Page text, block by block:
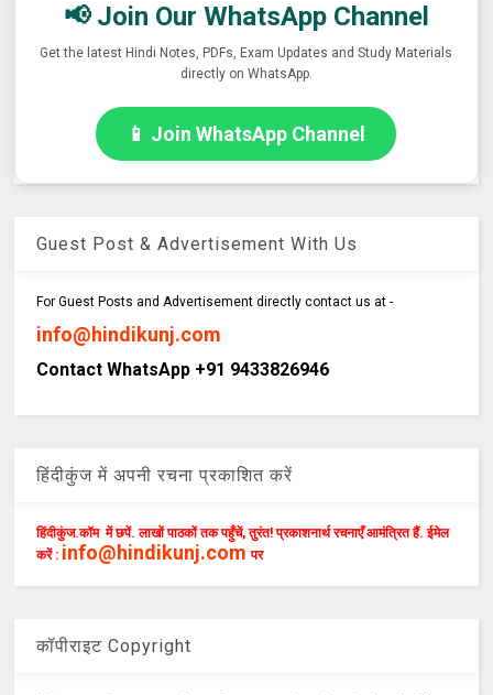
📢 Join Our WhatsApp Channel
Get the latest Hindi Notes, PDFs, Exam Updates and Study Materials
directly on WhatsApp.
📱 Join WhatsApp Channel
Guest Post & Advertisement With Us
For Guest Posts and Advertisement directly contact us at -
info@hindikunj.com
Contact WhatsApp +91 9433826946
हिंदीकुंज में अपनी रचना प्रकाशित करें
हिंदीकुंज.कॉम में छपें. लाखों पाठकों तक पहुँचें, तुरंत! प्रकाशनार्थ रचनाएँ आमंत्रित हैं. ईमेल
करें : info@hindikunj.com पर
कॉपीराइट Copyright